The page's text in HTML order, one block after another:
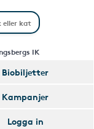
IK
Biobiljetter
Kampanjer
Logga in